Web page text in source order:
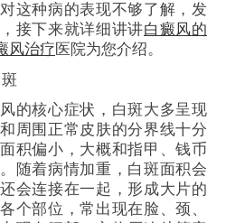
这种病的表现不够了解，发
接下来就详细讲讲白癜风的
风治疗 医院为您介绍。
核心症状，白斑大多呈现
周围正常皮肤的分界线十分
积偏小，大概和指甲、钱币
随着病情加重，白斑面积会
会连接在一起，形成大片的
个部位，常出现在脸、颈、